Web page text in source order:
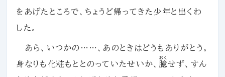
をあげたところで、ちょうど帰ってきた少年と出くわ
した。
あら、いつかの……、あのときはどうもありがとう。
身なりも化粧もととのっていたせいか、 臆
おく
せず、すん